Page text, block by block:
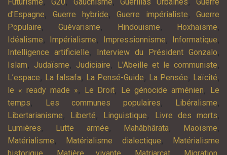
d'Espagne ,Guerre hybride ,Guerre impérialiste ,Guerre
Populaire ,Guévarisme Hindouisme Hoxhaïsme
Idéalisme Impérialisme Impressionnisme Informatique
Intelligence artificielle Interview du Président Gonzalo
Islam Judaïsme Judiciaire L'Abeille et le communiste
L’espace La falsafa La Pensé-Guide La Pensée Laïcité
le « ready made » Le Droit Le génocide arménien
Le
temps
Les communes populaires Libéralisme
Libertarianisme Liberté Linguistique Livre des morts
Lumières Lutte armée Mahâbhârata Maoïsme
Matérialisme Matérialisme dialectique
Matérialisme
historique
Matière vivante Matriarcat, Migration